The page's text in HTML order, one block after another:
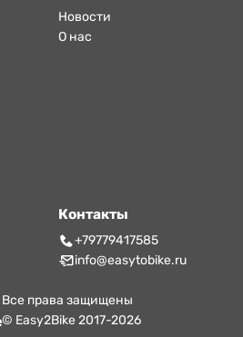
Все права защищены
© Easy2Bike 2017-2026
Новости
О нас
Контакты
+79779417585
info@easytobike.ru